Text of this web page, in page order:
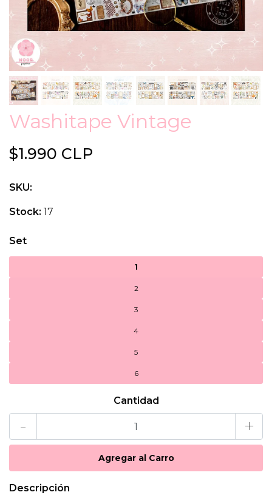
Washitape Vintage
$1.990 CLP
SKU:
Stock: 17
Set
1
2
3
4
5
6
Cantidad
- +
Descripción